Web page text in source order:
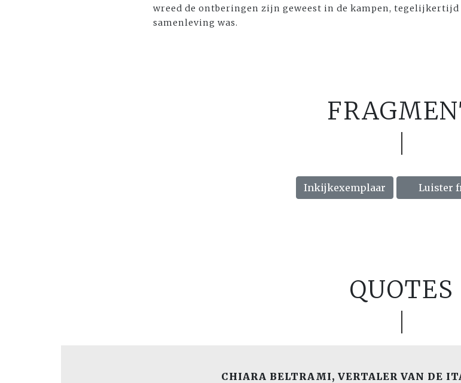
wreed de ontberingen zijn geweest in de kampen,
samenleving was.
Inkijkexemplaar Luister
QUOTES
CHIARA BELTRAMI, VERTALER VAN DE